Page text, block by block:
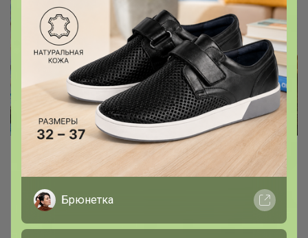
Настоящий термос – это THERMOS!
Оригинальные изотермические
высокими температурными
Брюнетка